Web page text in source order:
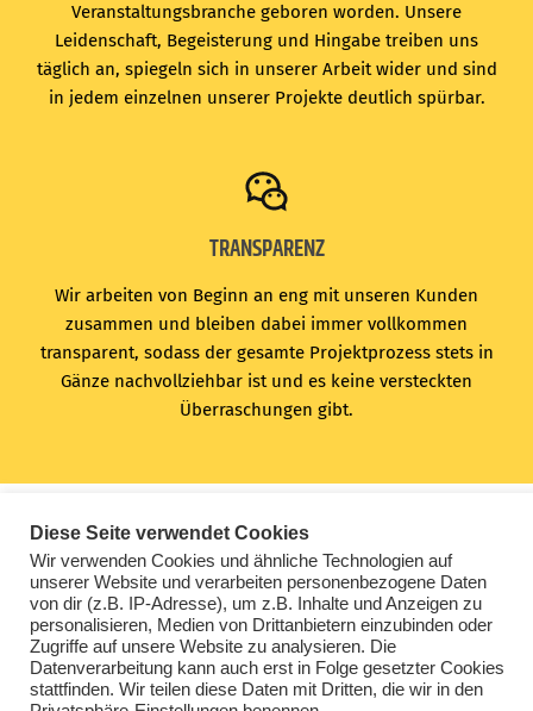
Veranstaltungsbranche geboren worden. Unsere
Leidenschaft, Begeisterung und Hingabe treiben uns
täglich an, spiegeln sich in unserer Arbeit wider und sind
in jedem einzelnen unserer Projekte deutlich spürbar.
TRANSPARENZ
Wir arbeiten von Beginn an eng mit unseren Kunden
zusammen und bleiben dabei immer vollkommen
transparent, sodass der gesamte Projektprozess stets in
Gänze nachvollziehbar ist und es keine versteckten
Überraschungen gibt.
JETZT ANFRAGEN
Diese Seite verwendet Cookies
Wir verwenden Cookies und ähnliche Technologien auf
unserer Website und verarbeiten personenbezogene Daten
von dir (z.B. IP-Adresse), um z.B. Inhalte und Anzeigen zu
personalisieren, Medien von Drittanbietern einzubinden oder
Zugriffe auf unsere Website zu analysieren. Die
Datenverarbeitung kann auch erst in Folge gesetzter Cookies
stattfinden. Wir teilen diese Daten mit Dritten, die wir in den